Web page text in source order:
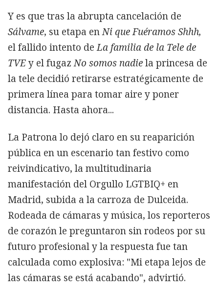
Y es que tras la abrupta cancelación de
Sálvame, su etapa enNi que Fuéramos Shhh,
el fallido intento deLa familia de la Tele de
TVEy el fugazNo somos nadiela princesa de
la tele decidió retirarse estratégicamente de
primera línea para tomar aire y poner
distancia. Hasta ahora...
La Patrona lo dejó claro en su reaparición
pública en un escenario tan festivo como
reivindicativo, la multitudinaria
manifestación del Orgullo LGTBIQ+ en
Madrid, subida a la carroza de Dulceida.
Rodeada de cámaras y música, los reporteros
de corazón le preguntaron sin rodeos por su
futuro profesional y la respuesta fue tan
calculada como explosiva: "Mi etapa lejos de
las cámaras se está acabando", advirtió.